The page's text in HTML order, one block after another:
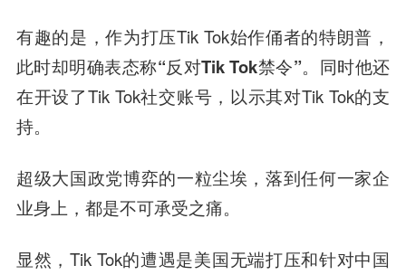
有趣的是，作为打压Tik Tok始作俑者的特朗普，
此时却明确表态称“反对Tik Tok禁令”。同时他还
在开设了Tik Tok社交账号，以示其对Tik Tok的支
持。
超级大国政党博弈的一粒尘埃，落到任何一家企
业身上，都是不可承受之痛。
显然，Tik Tok的遭遇是美国无端打压和针对中国